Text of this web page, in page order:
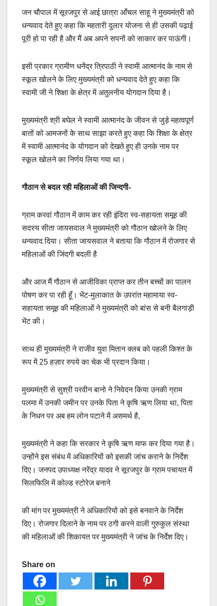
जन चौपाल में सूरजपुर से आई छात्रा आँचल साहू ने मुख्यमंत्री को
धन्यवाद देते हुए कहा कि महतारी दुलार योजना से ही उसकी पढ़ाई
पूरी हो पा रही है और मैं अब अपने सपनों को साकार कर पाऊंगी।
इसी प्रकार ग्रामीण धनेंद्र त्रिपाठी ने स्वामी आत्मानंद के नाम से
स्कूल खोलने के लिए मुख्यमंत्री को धन्यवाद देते हुए कहा कि
स्वामी जी ने शिक्षा के क्षेत्र में अतुलनीय योगदान दिया है।
मुख्यमंत्री श्री बघेल ने स्वामी आत्मानंद के जीवन से जुड़े महत्वपूर्ण
बातों को आमजनों के साथ साझा करते हुए कहा कि शिक्षा के क्षेत्र
में स्वामी आत्मानंद के योगदान को देखते हुए ही उनके नाम पर
स्कूल खोलने का निर्णय लिया गया था।
गौठान से बदल रही महिलाओं की जिन्दगी-
ग्राम करवां गौठान में काम कर रही इंदिरा स्व-सहायता समूह की
सदस्य सीता जायसवाल ने मुख्यमंत्री को गौठान खोलने के लिए
धन्यवाद दिया। सीता जायसवाल ने बताया कि गौठान में रोजगार से
महिलाओं की जिंदगी बदली है
और आज मैं गौठान से आजीविका प्राप्त कर तीन बच्चों का पालन
पोषण कर पा रही हूँ। भेंट-मुलाकात के उपरांत महामाया स्व-
सहायता समूह की महिलाओं ने मुख्यमंत्री को बांस से बनी बैलगाड़ी
भेंट की।
साथ ही मुख्यमंत्री ने राजीव युवा मितान क्लब को पहली किश्त के
रूप में 25 हज़ार रुपये का चेक भी प्रदान किया।
मुख्यमंत्री से सुश्री परवीन बानो ने निवेदन किया उनकी ग्राम
पलमा में उनकी जमीन पर उनके पिता ने कृषि ऋण लिया था, पिता
के निधन पर अब हम लोन पटाने में असमर्थ है,
मुख्यमंत्री ने कहा कि सरकार ने कृषि ऋण माफ कर दिया गया है।
उन्होंने इस संबंध में अधिकारियों को इसकी जांच कराने के निर्देश
दिए। जनपद उपाध्यक्ष नरेंद्र यादव ने सूरजपुर के ग्राम पचायत में
सिलफिलि में कोल्ड स्टोरेज बनाने
की मांग पर मुख्यमंत्री ने अधिकारियों को इसे बनवाने के निर्देश
दिए। रोजगार दिलाने के नाम पर ठगी करने वाली गुरुकुल संस्था
की महिलाओं की शिकायत पर मुख्यमंत्री ने जांच के निर्देश दिए।
Share on